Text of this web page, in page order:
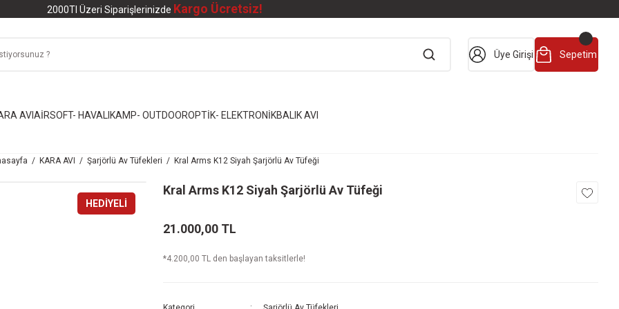
2000Tl Üzeri Siparişlerinizde Kargo Ücretsiz!
Üye Girişi Sepetim
AVIAİRSOFT- HAVALI KAMP- OUTDOOROPTİK- ELEKTRONİKBALIK AVI
KARA AVI Şarjörlü Av Tüfekleri Kral Arms K12 Siyah Şarjörlü Av Tüfeği
HEDİYELİ
Kral Arms K12 Siyah Şarjörlü Av Tüfeği
21.000,00 TL
*4.200,00 TL den başlayan taksitlerle!